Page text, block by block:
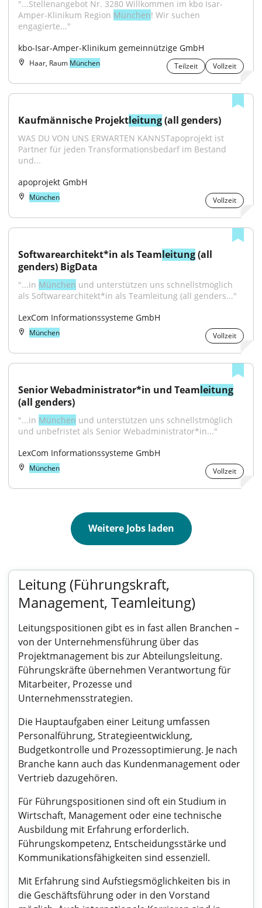
"...Stellenangebot Nr. 3280 Willkommen im kbo Isar-
Amper-Klinikum Region München! Wir suchen
engagierte..."
kbo-Isar-Amper-Klinikum gemeinnützige GmbH
Haar, Raum München Teilzeit Vollzeit
Kaufmännische Projektleitung (all genders)
WAS DU VON UNS ERWARTEN KANNSTapoprojekt ist
Partner für jeden Transformationsbedarf im Bestand
und...
apoprojekt GmbH
München Vollzeit
Softwarearchitekt*in als Teamleitung (all
genders) BigData
"...in München und unterstützen uns schnellstmöglich
als Softwarearchitekt*in als Teamleitung (all genders..."
LexCom Informationssysteme GmbH
München Vollzeit
Senior Webadministrator*in und Teamleitung
(all genders)
"...in München und unterstützen uns schnellstmöglich
und unbefristet als Senior Webadministrator*in..."
LexCom Informationssysteme GmbH
München Vollzeit
Weitere Jobs laden
Leitung (Führungskraft,
Management, Teamleitung)
Leitungspositionen gibt es in fast allen Branchen –
von der Unternehmensführung über das
Projektmanagement bis zur Abteilungsleitung.
Führungskräfte übernehmen Verantwortung für
Mitarbeiter, Prozesse und
Unternehmensstrategien.
Die Hauptaufgaben einer Leitung umfassen
Personalführung, Strategieentwicklung,
Budgetkontrolle und Prozessoptimierung. Je nach
Branche kann auch das Kundenmanagement oder
Vertrieb dazugehören.
Für Führungspositionen sind oft ein Studium in
Wirtschaft, Management oder eine technische
Ausbildung mit Erfahrung erforderlich.
Führungskompetenz, Entscheidungsstärke und
Kommunikationsfähigkeiten sind essenziell.
Mit Erfahrung sind Aufstiegsmöglichkeiten bis in
die Geschäftsführung oder in den Vorstand